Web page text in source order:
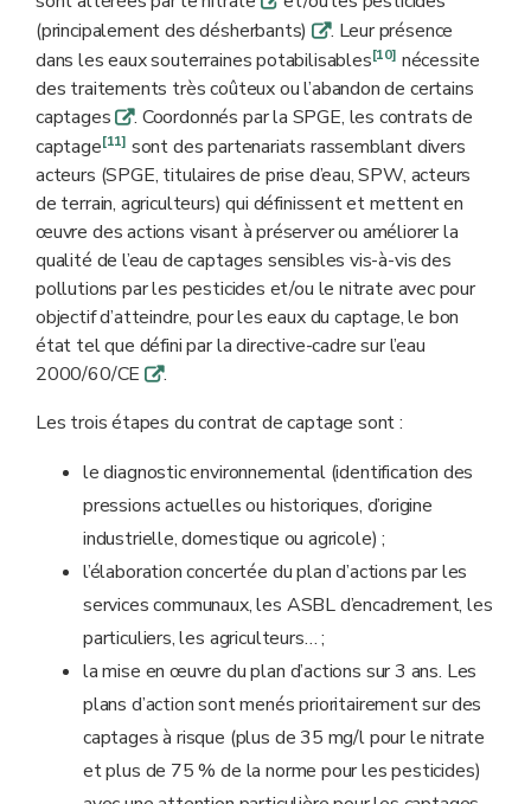
(principalement des désherbants)q. Leur présence
dans les eaux souterraines potabilisables[10] nécessite
des traitements très coûteux ou l’abandon de certains
captagesq. Coordonnés par la SPGE, les contrats de
captage[11] sont des partenariats rassemblant divers
acteurs (SPGE, titulaires de prise d’eau, SPW, acteurs
de terrain, agriculteurs) qui définissent et mettent en
œuvre des actions visant à préserver ou améliorer la
qualité de l’eau de captages sensibles vis-à-vis des
pollutions par les pesticides et/ou le nitrate avec pour
objectif d’atteindre, pour les eaux du captage, le bon
état tel que défini par la directive-cadre sur l’eau
2000/60/CEq.
Les trois étapes du contrat de captage sont :
le diagnostic environnemental (identification des
pressions actuelles ou historiques, d’origine
industrielle, domestique ou agricole) ;
l’élaboration concertée du plan d’actions par les
services communaux, les ASBL d’encadrement, les
particuliers, les agriculteurs… ;
la mise en œuvre du plan d’actions sur 3 ans. Les
plans d’action sont menés prioritairement sur des
captages à risque (plus de 35 mg/l pour le nitrate
et plus de 75 % de la norme pour les pesticides)